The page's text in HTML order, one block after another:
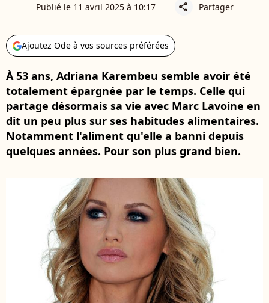
Publié le 11 avril 2025 à 10:17 share Partager
Ajoutez Ode à vos sources préférées
À 53 ans, Adriana Karembeu semble avoir été
totalement épargnée par le temps. Celle qui
partage désormais sa vie avec Marc Lavoine en
dit un peu plus sur ses habitudes alimentaires.
Notamment l'aliment qu'elle a banni depuis
quelques années. Pour son plus grand bien.